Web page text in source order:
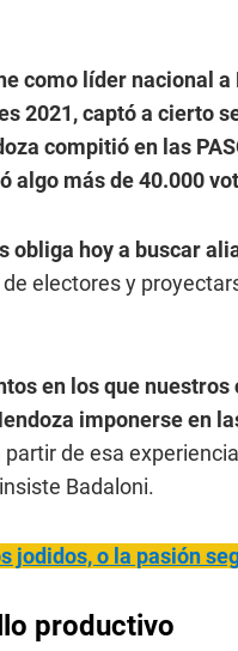
como líder nacional
2021, captó a cierto
compitió en las
algo más de 40.000
hoy a buscar
electores y
en los que
imponerse en
partir de esa
Badaloni.
jodidos, o la pasión
productivo